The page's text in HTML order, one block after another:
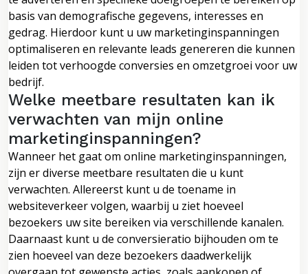
basis van demografische gegevens, interesses en
gedrag. Hierdoor kunt u uw marketinginspanningen
optimaliseren en relevante leads genereren die kunnen
leiden tot verhoogde conversies en omzetgroei voor uw
bedrijf.
Welke meetbare resultaten kan ik
verwachten van mijn online
marketinginspanningen?
Wanneer het gaat om online marketinginspanningen,
zijn er diverse meetbare resultaten die u kunt
verwachten. Allereerst kunt u de toename in
websiteverkeer volgen, waarbij u ziet hoeveel
bezoekers uw site bereiken via verschillende kanalen.
Daarnaast kunt u de conversieratio bijhouden om te
zien hoeveel van deze bezoekers daadwerkelijk